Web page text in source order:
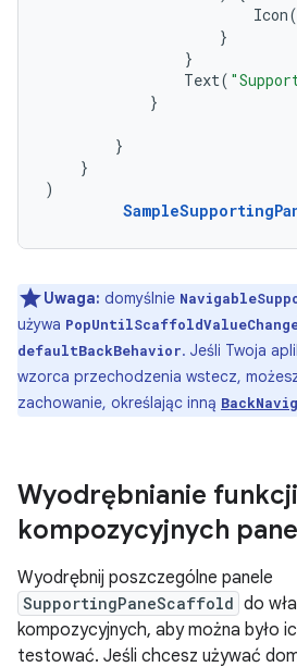
Icon(
}
}
Text(
}
}
}
)
Uwaga: domyślnie
używa
defaultBackBehavior. Jeśli Twoja
wzorca przechodzenia wstecz,
zachowanie, określając inną
Wyodrębnianie funkcji
kompozycyjnych
Wyodrębnij poszczególne panele
SupportingPaneScaffold do
kompozycyjnych, aby można było
testować. Jeśli chcesz używać